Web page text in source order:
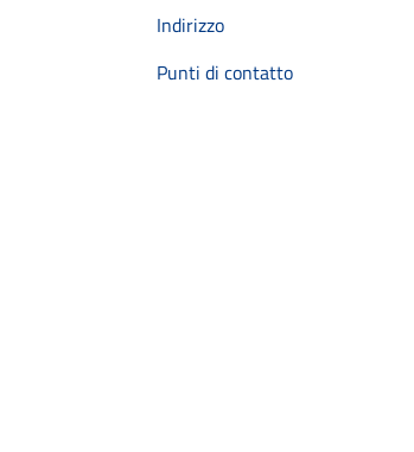
Indirizzo
Punti di contatto